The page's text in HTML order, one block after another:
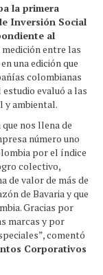
la primera
Inversión Social
al
entre las
una edición que
colombianas
evaluó a las
y ambiental.
nos llena de
número uno
por el índice
colectivo,
de valor de más de
de Bavaria y que
Gracias por
marcas y por
comentó
Corporativos